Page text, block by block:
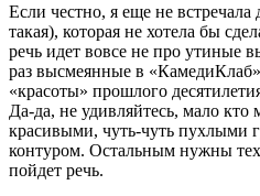
Если честно, я еще не встречала
такая), которая не хотела бы
речь идет вовсе не про утиные
раз высмеянные в
«красоты» прошлого
Да-да, не удивляйтесь, мало кто
красивыми, чуть-чуть пухлыми
контуром. Остальным нужны
пойдет речь.